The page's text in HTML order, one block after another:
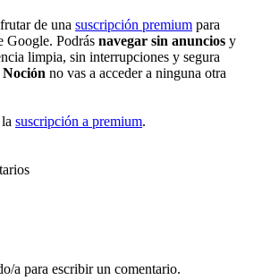
de una suscripción premium para
Google. Podrás navegar sin anuncios y
limpia, sin interrupciones y segura
no vas a acceder a ninguna otra
suscripción a premium.
a para escribir un comentario.